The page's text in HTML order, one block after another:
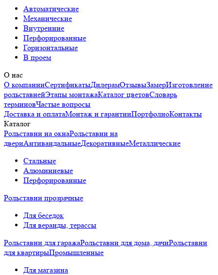
Автоматические
Механические
Внутренние
Перфорированные
Горизонтальные
В проем
О нас
О компанииСертификатыДилерамОтзывыЗамерИзготовление
рольставнейЭтапы монтажаКаталог цветовСловарь
терминовЧастые вопросы
Доставка и оплатаМонтаж и гарантииПортфолиоКонтакты
Каталог
Рольставни на окнаРольставни на
двериАнтивандальныеДекоративныеМеталлические
Стальные
Алюминиевые
Перфорированные
Рольставни прозрачные
Для беседок
Для веранды, терассы
Рольставни для гаражаРольставни для дома, дачиРольставни
для квартирыПромышленные
Для магазина